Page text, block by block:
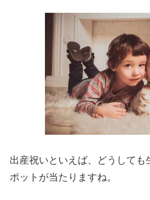
出産祝いといえば、どうしても
ポットが当たりますね。